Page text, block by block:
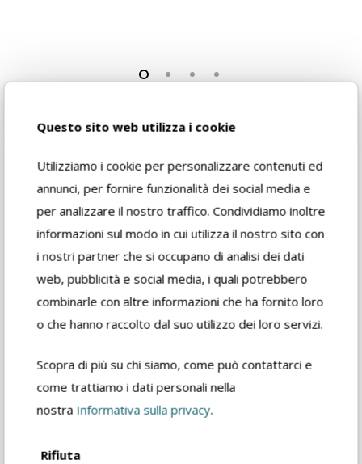
Questo sito web utilizza i cookie
Utilizziamo i cookie per personalizzare contenuti ed
annunci, per fornire funzionalità dei social media e
per analizzare il nostro traffico. Condividiamo inoltre
informazioni sul modo in cui utilizza il nostro sito con
i nostri partner che si occupano di analisi dei dati
web, pubblicità e social media, i quali potrebbero
combinarle con altre informazioni che ha fornito loro
o che hanno raccolto dal suo utilizzo dei loro servizi.
Scopra di più su chi siamo, come può contattarci e
come trattiamo i dati personali nella
nostra Informativa sulla privacy.
Rifiuta
1 L
P.zi per cartone 12
Con etichetta